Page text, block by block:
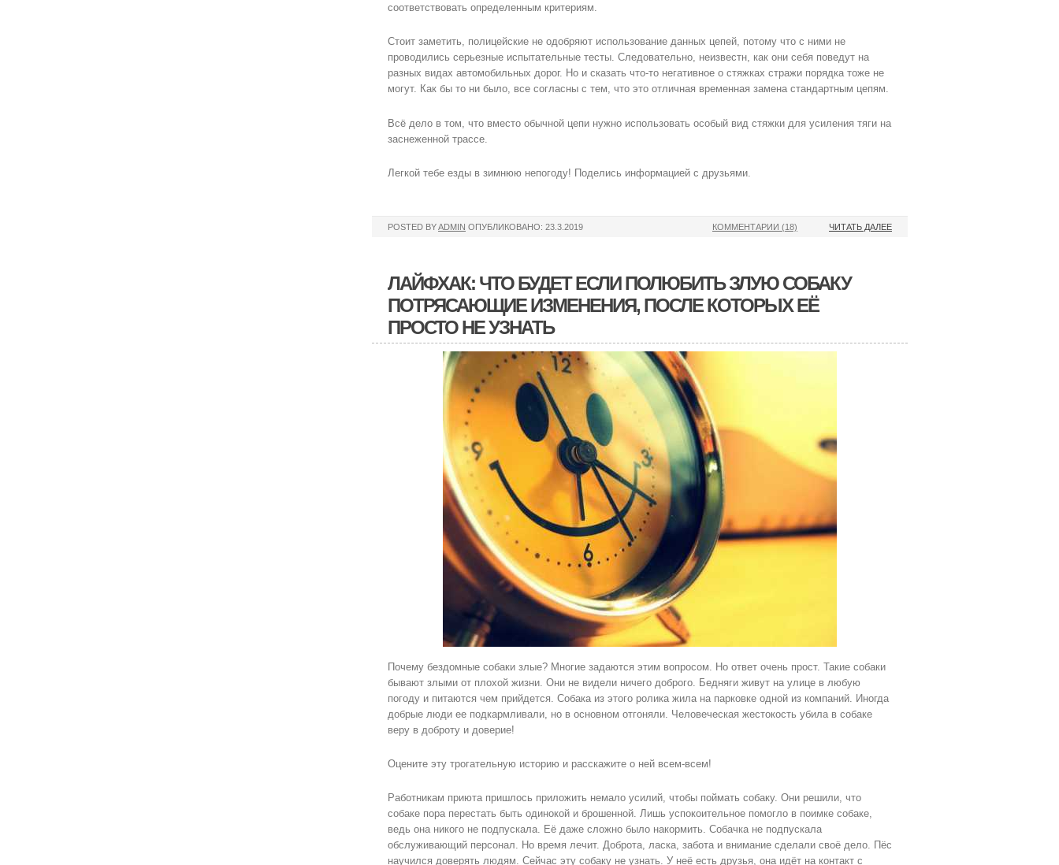
соответствовать определенным критериям.
Стоит заметить, полицейские не одобряют использование данных цепей, потому что с ними не
проводились серьезные испытательные тесты. Следовательно, неизвестн, как они себя поведут на
разных видах автомобильных дорог. Но и сказать что-то негативное о стяжках стражи порядка тоже не
могут. Как бы то ни было, все согласны с тем, что это отличная временная замена стандартным цепям.
Всё дело в том, что вместо обычной цепи нужно использовать особый вид стяжки для усиления тяги на
заснеженной трассе.
Легкой тебе езды в зимнюю непогоду! Поделись информацией с друзьями.
POSTED BYADMIN ОПУБЛИКОВАНО: 23.3.2019 ЧИТАТЬ ДАЛЕЕ
КОММЕНТАРИИ (18)
ЛАЙФХАК: ЧТО БУДЕТ ЕСЛИ ПОЛЮБИТЬ ЗЛУЮ СОБАКУ
ПОТРЯСАЮЩИЕ ИЗМЕНЕНИЯ, ПОСЛЕ КОТОРЫХ ЕЁ
ПРОСТО НЕ УЗНАТЬ
Почему бездомные собаки злые? Многие задаются этим вопросом. Но ответ очень прост. Такие собаки
бывают злыми от плохой жизни. Они не видели ничего доброго. Бедняги живут на улице в любую
погоду и питаются чем прийдется. Собака из этого ролика жила на парковке одной из компаний. Иногда
добрые люди ее подкармливали, но в основном отгоняли. Человеческая жестокость убила в собаке
веру в доброту и доверие!
Оцените эту трогательную историю и расскажите о ней всем-всем!
Работникам приюта пришлось приложить немало усилий, чтобы поймать собаку. Они решили, что
собаке пора перестать быть одинокой и брошенной. Лишь успокоительное помогло в поимке собаке,
ведь она никого не подпускала. Её даже сложно было накормить. Собачка не подпускала
обслуживающий персонал. Но время лечит. Доброта, ласка, забота и внимание сделали своё дело. Пёс
научился доверять людям. Сейчас эту собаку не узнать. У неё есть друзья, она идёт на контакт с